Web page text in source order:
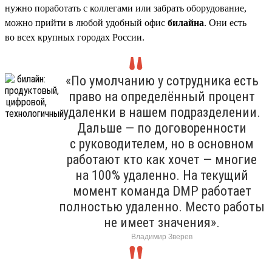
нужно поработать с коллегами или забрать оборудование,
можно прийти в любой удобный офис билайна. Они есть
во всех крупных городах России.
«По умолчанию у сотрудника есть
право на определённый процент
удаленки в нашем подразделении.
Дальше — по договоренности
с руководителем, но в основном
работают кто как хочет — многие
на 100% удаленно. На текущий
момент команда DMP работает
полностью удаленно. Место работы
не имеет значения».
Владимир Зверев